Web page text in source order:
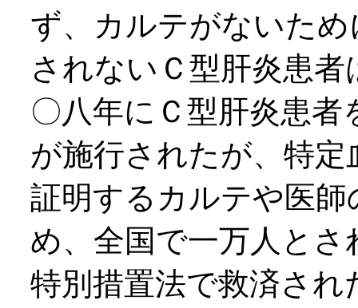
ず、カルテがないた
されないＣ型肝炎患
〇八年にＣ型肝炎患
が施行されたが、特
証明するカルテや医
め、全国で一万人と
特別措置法で救済され